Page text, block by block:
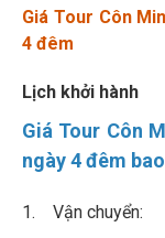
Giá Tour Côn
4 đêm
Lịch khởi hành
Giá Tour Côn
ngày 4 đêm
1. Vận chuyển: